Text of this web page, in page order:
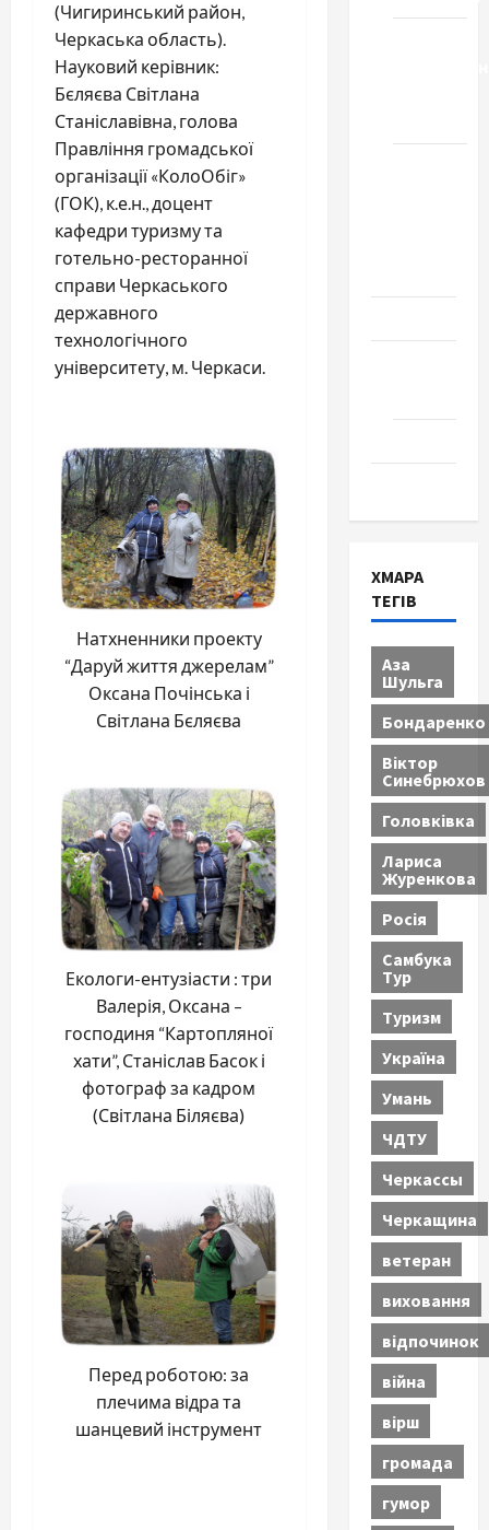
(Чигиринський район,
Черкаська область).
Науковий керівник:
Бєляєва Світлана
Станіславівна, голова
Правління громадської
організації «КолоОбіг»
(ГОК), к.е.н., доцент
кафедри туризму та
готельно-ресторанної
справи Черкаського
державного
технологічного
університету, м. Черкаси.
Натхненники проекту
“Даруй життя джерелам”
Оксана Почінська і
Світлана Бєляєва
Екологи-ентузіасти : три
Валерія, Оксана –
господиня “Картопляної
хати”, Станіслав Басок і
фотограф за кадром
(Світлана Біляєва)
Перед роботою: за
плечима відра та
шанцевий інструмент
ХМАРА
ТЕГІВ
Аза
Шульга
Бондаренко
Віктор
Синебрюхов
Головківка
Лариса
Журенкова
Росія
Самбука
Тур
Туризм
Україна
Умань
ЧДТУ
Черкассы
Черкащина
ветеран
виховання
відпочинок
війна
вірш
громада
гумор